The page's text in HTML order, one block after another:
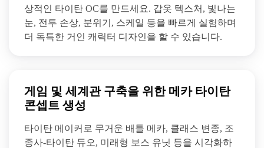
상적인 타이탄 OC를 만드세요. 갑옷 텍스처, 빛나는
눈, 전투 손상, 분위기, 스케일 등을 빠르게 실험하며
더 독특한 거인 캐릭터 디자인을 할 수 있습니다.
게임 및 세계관 구축을 위한 메카 타이탄
콘셉트 생성
타이탄 메이커로 무거운 배틀 메카, 클래스 변종, 조
종사-타이탄 듀오, 미래형 보스 유닛 등을 시각화하